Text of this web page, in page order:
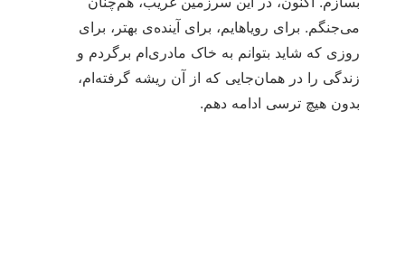
می‌جنگم. برای رویاهایم، برای آینده‌ی بهتر، برای
روزی که شاید بتوانم به خاک مادری‌ام برگردم و
زندگی را در همان‌جایی که از آن ریشه گرفته‌ام،
بدون هیچ ترسی ادامه دهم.